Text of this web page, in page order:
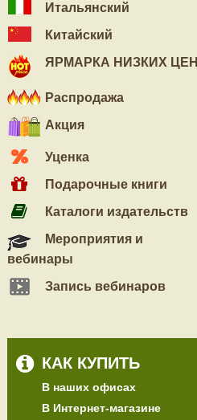
Итальянский
Китайский
ЯРМАРКА НИЗКИХ ЦЕН
Распродажа
Акция
Уценка
Подарочные книги
Каталоги издательств
Мероприятия и
вебинары
Запись вебинаров
КАК КУПИТЬ
В наших офисах
В Интернет-магазине